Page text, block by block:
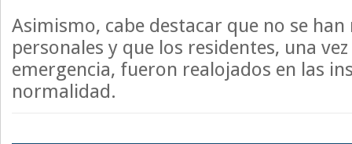
Asimismo, cabe destacar que no se
personales y que los residentes, una
emergencia, fueron realojados en las
normalidad.